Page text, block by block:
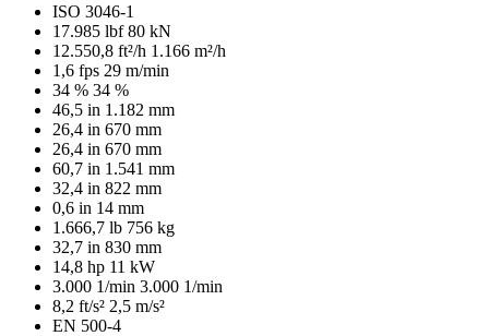
ISO 3046-1
17.985 lbf80 kN
12.550,8 ft²/h 1.166 m²/h
1,6 fps 29 m/min
34 % 34 %
46,5 in 1.182 mm
26,4 in 670 mm
26,4 in 670 mm
60,7 in 1.541 mm
32,4 in 822 mm
0,6 in 14 mm
1.666,7 lb 756 kg
32,7 in 830 mm
14,8 hp 11 kW
3.000 1/min 3.000 1/min
8,2 ft/s² 2,5 m/s²
EN 500-4